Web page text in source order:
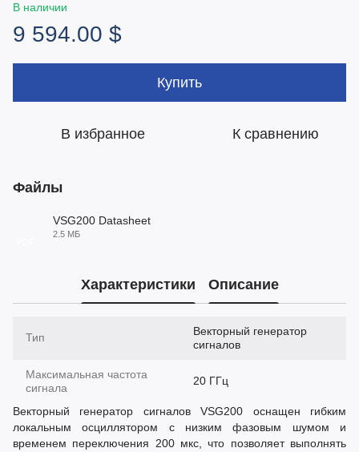
В наличии
9 594.00 $
Купить
В избранное К сравнению
Файлы
VSG200 Datasheet
2.5 МБ
Характеристики Описание
Тип
Векторный генератор
сигналов
Максимальная частота
сигнала
20 ГГц
Векторный генератор сигналов VSG200 оснащен гибким
локальным осциллятором с низким фазовым шумом и
временем переключения 200 мкс, что позволяет выполнять